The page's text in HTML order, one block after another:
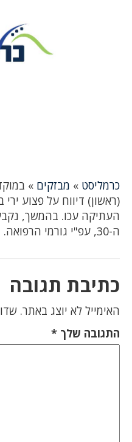
כרמליסט » מבזקים »
(ראשון) דיווח על פצוע
העתיקה עכו. בהמשך,
ה-30, עפ"י גורמי הרפואה.
כתיבת תגובה
האימייל לא יוצג באתר.
התגובה שלך *